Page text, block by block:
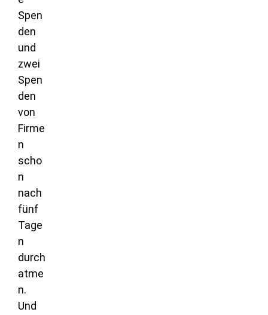
Spen
den
und
zwei
Spen
den
von
Firme
n
scho
n
nach
fünf
Tage
n
durch
atme
n.
Und